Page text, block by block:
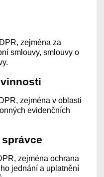
zejména za
smlouvy, smlouvy o
zejména v oblasti
evidenčních
zejména ochrana
jednání a uplatnění